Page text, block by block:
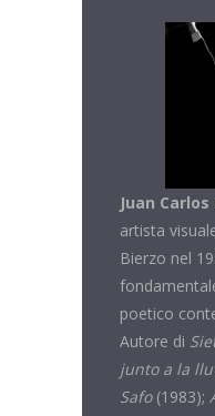
Juan
artista
Bierzo nel
poetico
Autore di
junto a la
Safo(1983);